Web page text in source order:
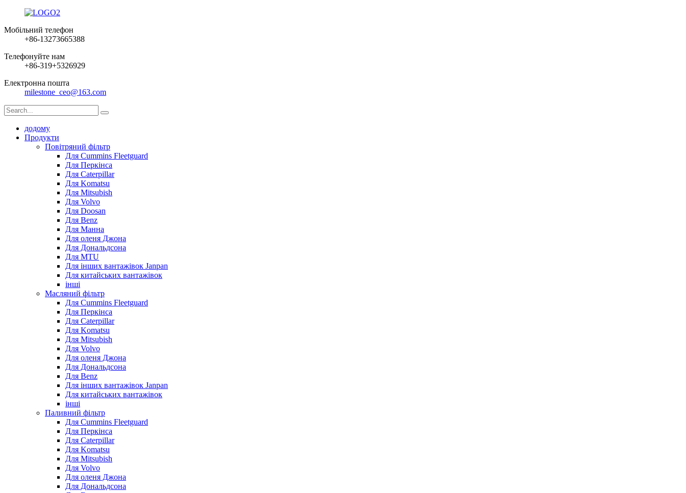
Мобільний телефон
+86-13273665388
Телефонуйте нам
+86-319+5326929
Електронна пошта
milestone_ceo@163.com
додому
Продукти
Повітряний фільтр
Для Cummins Fleetguard
Для Перкінса
Для Caterpillar
Для Komatsu
Для Mitsubish
Для Volvo
Для Doosan
Для Benz
Для Манна
Для оленя Джона
Для Дональдсона
Для MTU
Для інших вантажівок Janpan
Для китайських вантажівок
інші
Масляний фільтр
Для Cummins Fleetguard
Для Перкінса
Для Caterpillar
Для Komatsu
Для Mitsubish
Для Volvo
Для оленя Джона
Для Дональдсона
Для Benz
Для інших вантажівок Janpan
Для китайських вантажівок
інші
Паливний фільтр
Для Cummins Fleetguard
Для Перкінса
Для Caterpillar
Для Komatsu
Для Mitsubish
Для Volvo
Для оленя Джона
Для Дональдсона